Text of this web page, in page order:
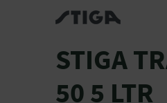
STIGA
50 5 LTR